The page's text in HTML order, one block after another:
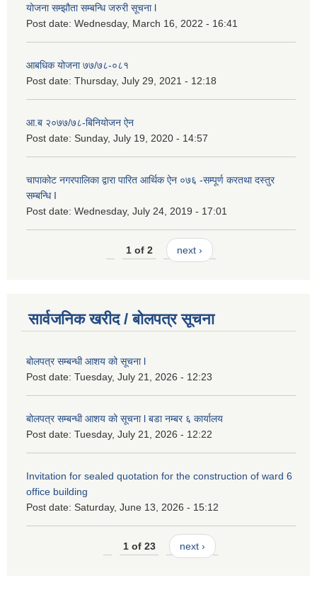
योजना सम्झौता सम्बन्धि जरुरी सूचना l
Post date: Wednesday, March 16, 2022 - 16:41
आबधिक योजना ७७/७८-०८१
Post date: Thursday, July 29, 2021 - 12:18
आ.ब २०७७/७८-बिनियोजन ऐन
Post date: Sunday, July 19, 2020 - 14:57
चापाकोट नगरपालिका द्वारा पारित आर्थिक ऐन ०७६ -सम्पूर्ण करतथा दस्तुर
सम्बन्धि I
Post date: Wednesday, July 24, 2019 - 17:01
1 of 2 next ›
सार्वजनिक खरीद / बोलपत्र सूचना
बोलपत्र सम्बन्धी आशय को सूचना l
Post date: Tuesday, July 21, 2026 - 12:23
बोलपत्र सम्बन्धी आशय को सूचना l बडा नम्बर ६ कार्यालय
Post date: Tuesday, July 21, 2026 - 12:22
Invitation for sealed quotation for the construction of ward 6
office building
Post date: Saturday, June 13, 2026 - 15:12
1 of 23 next ›